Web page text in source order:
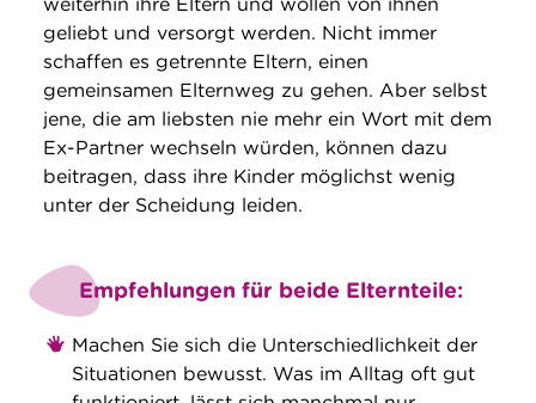
weiterhin ihre Eltern und wollen von ihnen
geliebt und versorgt werden. Nicht immer
schaffen es getrennte Eltern, einen
gemeinsamen Elternweg zu gehen. Aber selbst
jene, die am liebsten nie mehr ein Wort mit dem
Ex-Partner wechseln würden, können dazu
beitragen, dass ihre Kinder möglichst wenig
unter der Scheidung leiden.
Empfehlungen für beide Elternteile:
Machen Sie sich die Unterschiedlichkeit der
Situationen bewusst. Was im Alltag oft gut